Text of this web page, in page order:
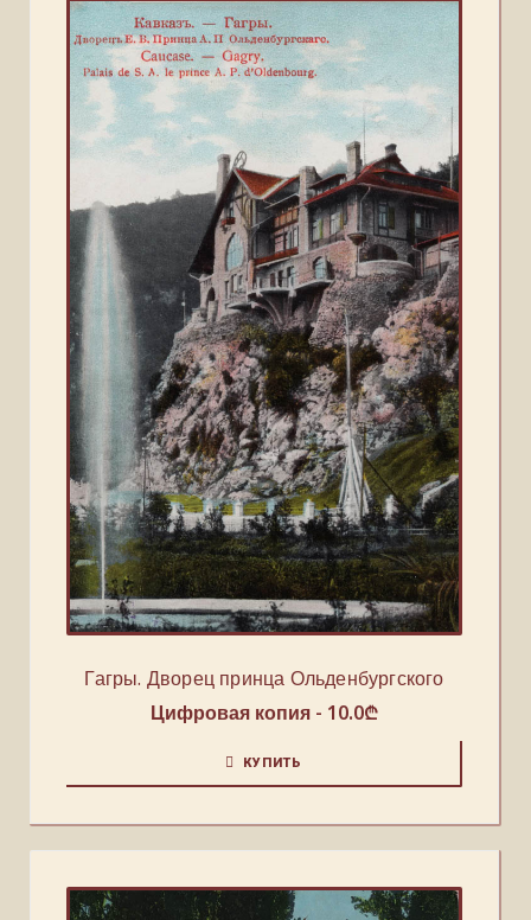
Гагры. Дворец принца Ольденбургского
Цифровая копия - 10.0₾
КУПИТЬ